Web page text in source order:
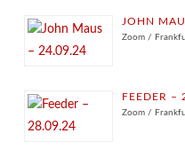
JOHN
Zoom /
FEEDER –
Zoom /